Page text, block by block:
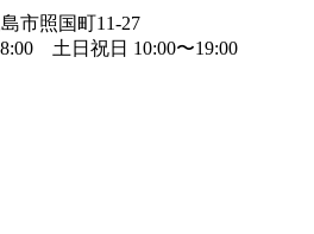
市照国町11-27
土日祝日 10:00〜19:00